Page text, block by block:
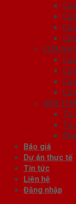
CỬA
NỘI
Tủ
Tủ
Báo giá
Dự án thực tế
Tin tức
Liên hệ
Đăng nhập